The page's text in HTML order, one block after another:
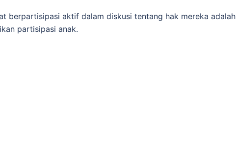
berpartisipasi aktif dalam diskusi tentang hak mereka adalah
partisipasi anak.